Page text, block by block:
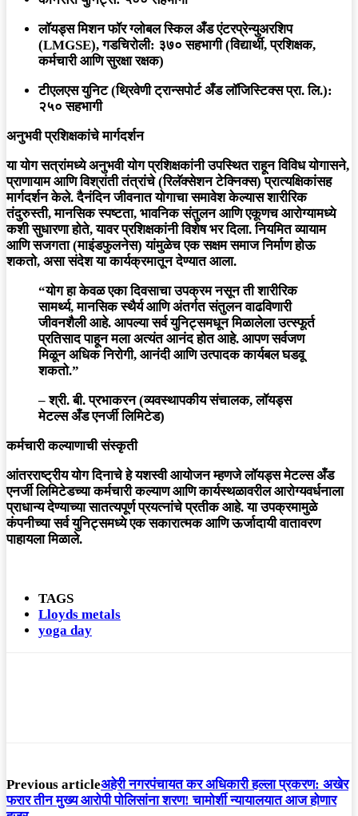
लॉयड्स मिशन फॉर ग्लोबल स्किल अँड एंटरप्रेन्युअरशिप
(LMGSE), गडचिरोली: ३७० सहभागी (विद्यार्थी, प्रशिक्षक,
कर्मचारी आणि सुरक्षा रक्षक)
टीएलएस युनिट (थ्रिवेणी ट्रान्सपोर्ट अँड लॉजिस्टिक्स प्रा. लि.):
२५० सहभागी
अनुभवी प्रशिक्षकांचे मार्गदर्शन
या योग सत्रांमध्ये अनुभवी योग प्रशिक्षकांनी उपस्थित राहून विविध योगासने,
प्राणायाम आणि विश्रांती तंत्रांचे (रिलॅक्सेशन टेक्निक्स) प्रात्यक्षिकांसह
मार्गदर्शन केले. दैनंदिन जीवनात योगाचा समावेश केल्यास शारीरिक
तंदुरुस्ती, मानसिक स्पष्टता, भावनिक संतुलन आणि एकूणच आरोग्यामध्ये
कशी सुधारणा होते, यावर प्रशिक्षकांनी विशेष भर दिला. नियमित व्यायाम
आणि सजगता (माइंडफुलनेस) यांमुळेच एक सक्षम समाज निर्माण होऊ
शकतो, असा संदेश या कार्यक्रमातून देण्यात आला.
“योग हा केवळ एका दिवसाचा उपक्रम नसून ती शारीरिक
सामर्थ्य, मानसिक स्थैर्य आणि अंतर्गत संतुलन वाढविणारी
जीवनशैली आहे. आपल्या सर्व युनिट्समधून मिळालेला उत्स्फूर्त
प्रतिसाद पाहून मला अत्यंत आनंद होत आहे. आपण सर्वजण
मिळून अधिक निरोगी, आनंदी आणि उत्पादक कार्यबल घडवू
शकतो.”
–श्री. बी. प्रभाकरन(व्यवस्थापकीय संचालक, लॉयड्स
मेटल्स अँड एनर्जी लिमिटेड)
कर्मचारी कल्याणाची संस्कृती
आंतरराष्ट्रीय योग दिनाचे हे यशस्वी आयोजन म्हणजे लॉयड्स मेटल्स अँड
एनर्जी लिमिटेडच्या कर्मचारी कल्याण आणि कार्यस्थळावरील आरोग्यवर्धनाला
प्राधान्य देण्याच्या सातत्यपूर्ण प्रयत्नांचे प्रतीक आहे. या उपक्रमामुळे
कंपनीच्या सर्व युनिट्समध्ये एक सकारात्मक आणि ऊर्जादायी वातावरण
पाहायला मिळाले.
TAGS
Lloyds metals
yoga day
Previous articleअहेरी नगरपंचायत कर अधिकारी हल्ला प्रकरण: अखेर
फरार तीन मुख्य आरोपी पोलिसांना शरण! चामोर्शी न्यायालयात आज होणार